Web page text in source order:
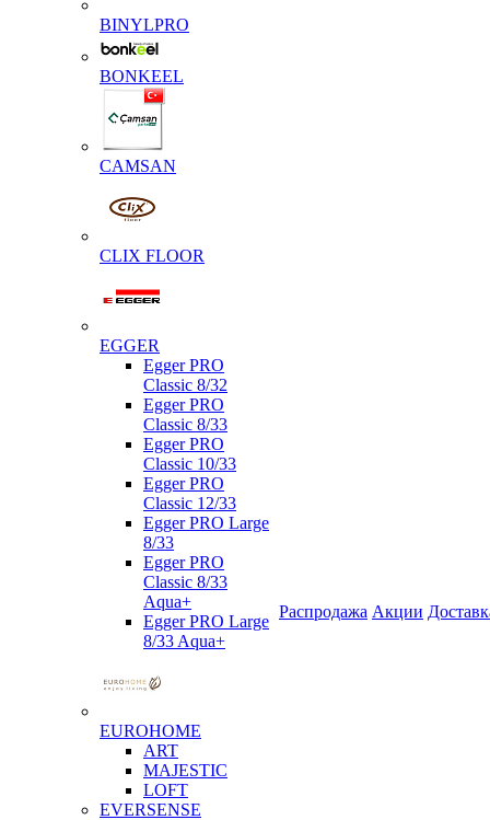
BINYLPRO
BONKEEL
CAMSAN
CLIX FLOOR
EGGER
Egger PRO
Classic 8/32
Egger PRO
Classic 8/33
Egger PRO
Classic 10/33
Egger PRO
Classic 12/33
Egger PRO Large
8/33
Egger PRO
Classic 8/33
Aqua+
Egger PRO Large
8/33 Aqua+
EUROHOME
ART
MAJESTIC
LOFT
EVERSENSE
Распродажа Акции